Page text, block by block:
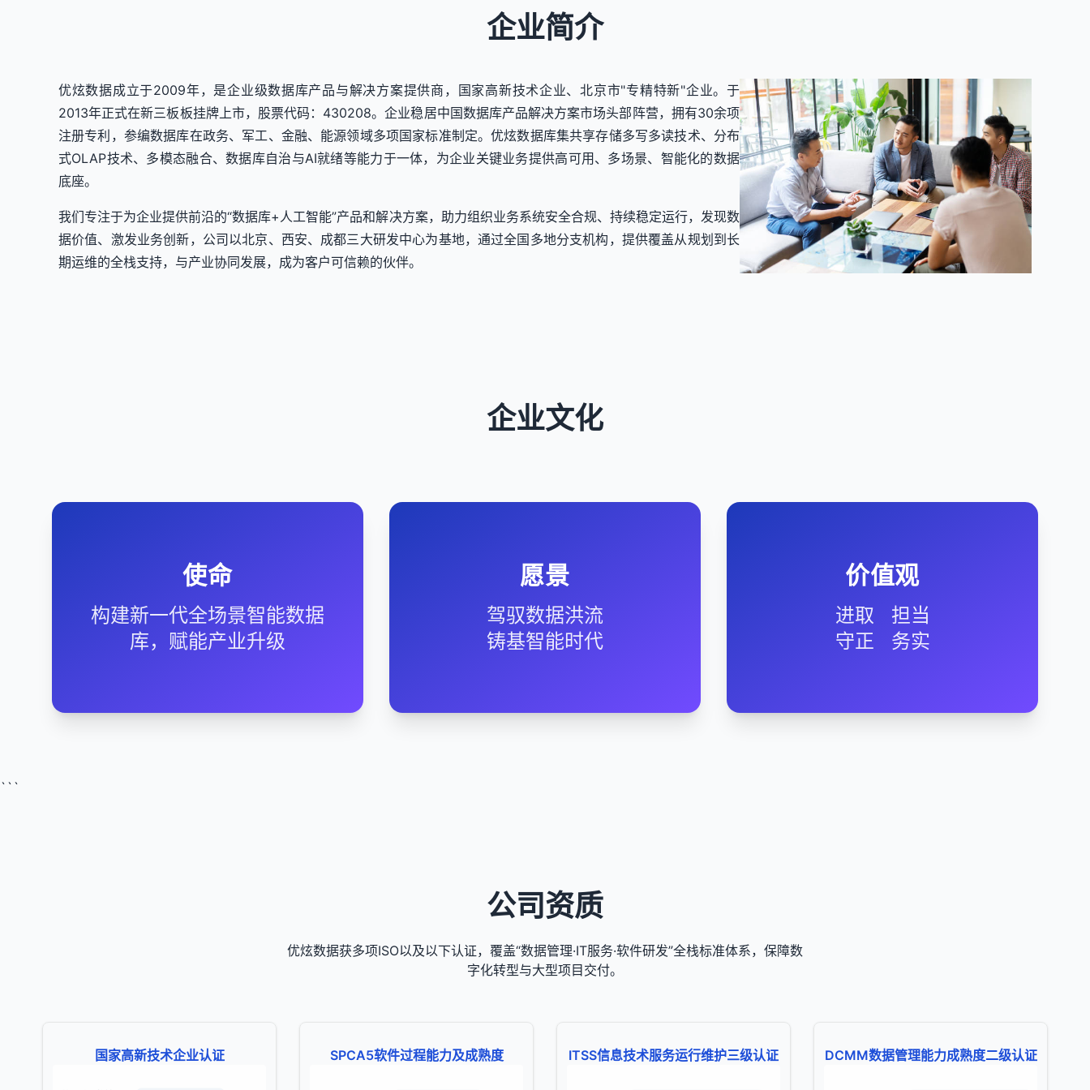
企业简介
优炫数据成立于2009年，是企业级数据库产品与解决方案提供商，国家高新技术企业、北京市"专精特新"企业。于
2013年正式在新三板板挂牌上市，股票代码：430208。企业稳居中国数据库产品解决方案市场头部阵营，拥有30余项
注册专利，参编数据库在政务、军工、金融、能源领域多项国家标准制定。优炫数据库集共享存储多写多读技术、分布
式OLAP技术、多模态融合、数据库自治与AI就绪等能力于一体，为企业关键业务提供高可用、多场景、智能化的数据
底座。
我们专注于为企业提供前沿的“数据库+人工智能”产品和解决方案，助力组织业务系统安全合规、持续稳定运行，发现数
据价值、激发业务创新，公司以北京、西安、成都三大研发中心为基地，通过全国多地分支机构，提供覆盖从规划到长
期运维的全栈支持，与产业协同发展，成为客户可信赖的伙伴。
企业文化
使命
构建新一代全场景智能数据
库，赋能产业升级
愿景
驾驭数据洪流
铸基智能时代
价值观
进取 担当
守正 务实
```
公司资质
优炫数据获多项ISO以及以下认证，覆盖“数据管理·IT服务·软件研发”全栈标准体系，保障数
字化转型与大型项目交付。
国家高新技术企业认证 SPCA5软件过程能力及成熟度 ITSS信息技术服务运行维护三级认证 DCMM数据管理能力成熟度二级认证